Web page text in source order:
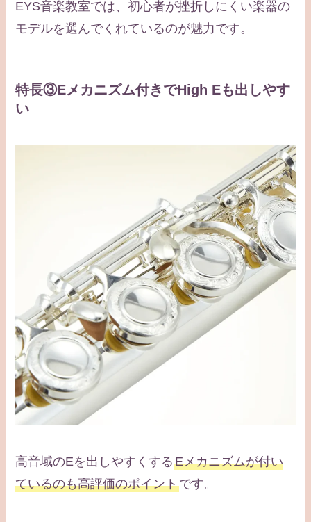
EYS音楽教室では、初心者が挫折しにくい楽器の
モデルを選んでくれているのが魅力です。
特長③Eメカニズム付きでHigh Eも出しやす
い
高音域のEを出しやすくするEメカニズムが付い
ているのも高評価のポイントです。